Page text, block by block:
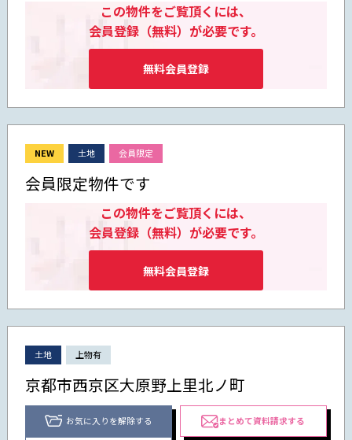
この物件をご覧頂くには、
会員登録（無料）が必要です。
無料会員登録
NEW 土地 会員限定
会員限定物件です
この物件をご覧頂くには、
会員登録（無料）が必要です。
無料会員登録
土地 上物有
京都市西京区大原野上里北ノ町
お気に入りを解除する まとめて資料請求する